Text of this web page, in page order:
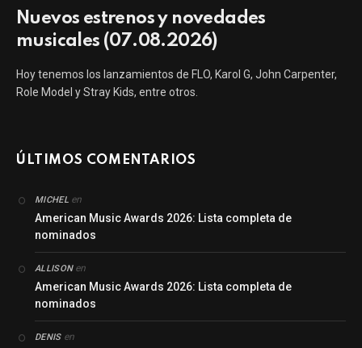
Nuevos estrenos y novedades
musicales (07.08.2026)
Hoy tenemos los lanzamientos de FLO, Karol G, John Carpenter,
Role Model y Stray Kids, entre otros.
ÚLTIMOS COMENTARIOS
MICHELen
American Music Awards 2026: Lista completa de
nominados
ALLISONen
American Music Awards 2026: Lista completa de
nominados
DENISen